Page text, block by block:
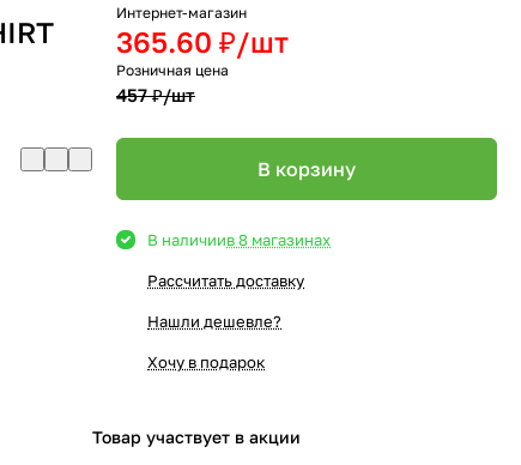
Интернет-магазин
365.60 ₽/шт
Розничная цена
457 ₽/шт
В корзину
В наличиив 8 магазинах
Рассчитать доставку
Нашли дешевле?
Хочу в подарок
Товар участвует в акции